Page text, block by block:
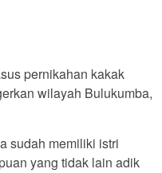
pernikahan kakak
wilayah Bulukumba,
sudah memiliki istri
yang tidak lain adik